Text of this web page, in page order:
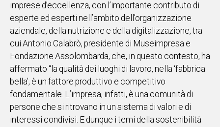
imprese d’eccellenza, con l’importante contributo di
esperte ed esperti nell’ambito dell’organizzazione
aziendale, della nutrizione e della digitalizzazione, tra
cui Antonio Calabrò, presidente di Museimpresa e
Fondazione Assolombarda, che, in questo contesto, ha
affermato “la qualità dei luoghi di lavoro, nella ‘fabbrica
bella’, è un fattore produttivo e competitivo
fondamentale. L’impresa, infatti, è una comunità di
persone che si ritrovano in un sistema di valori e di
interessi condivisi. E dunque i temi della sostenibilità